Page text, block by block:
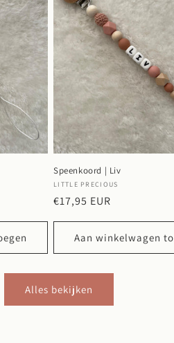
Speenkoord | Liv
Verkoper:
LITTLE PRECIOUS
Normale
€17,95 EUR
Aan winkelwagen
Alles bekijken